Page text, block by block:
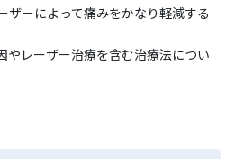
ザーによって痛みをかなり軽減する
やレーザー治療を含む治療法につい